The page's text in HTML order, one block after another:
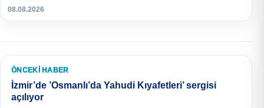
08.08.2026
ÖNCEKI HABER
İzmir’de ’Osmanlı’da Yahudi Kıyafetleri’ sergisi
açılıyor